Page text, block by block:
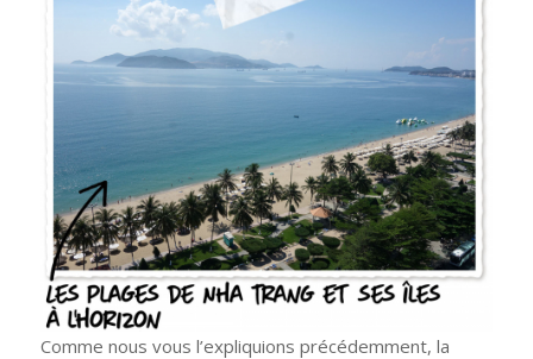
Comme nous vous l’expliquions précédemment, la